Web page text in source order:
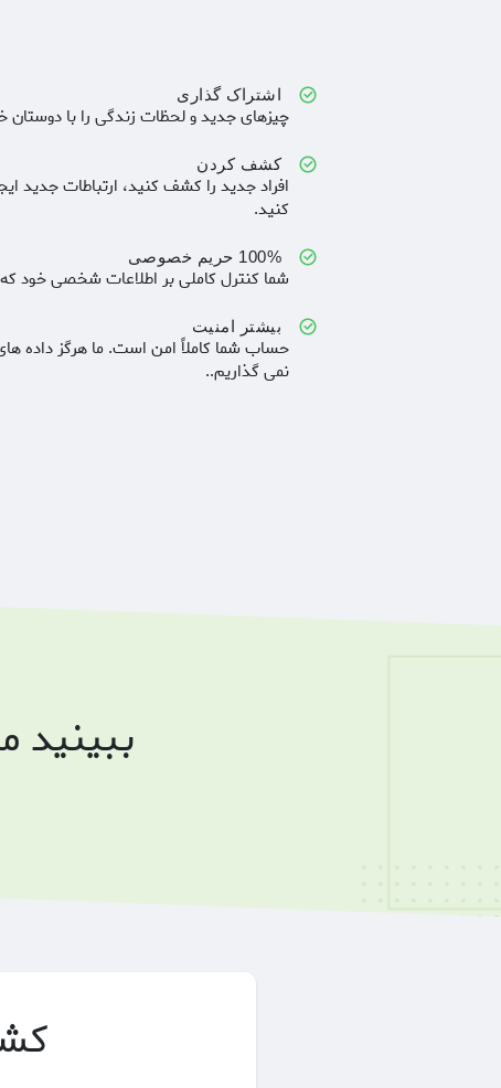
اشتراک گذاری
چیزهای جدید و لحظات زندگی را با دوستان
کشف کردن
افراد جدید را کشف کنید، ارتباطات جدید
کنید.
100% حریم خصوصی
شما کنترل کاملی بر اطلاعات شخصی خود
بیشتر امنیت
حساب شما کاملاً امن است. ما هرگز داده
نمی گذاریم..